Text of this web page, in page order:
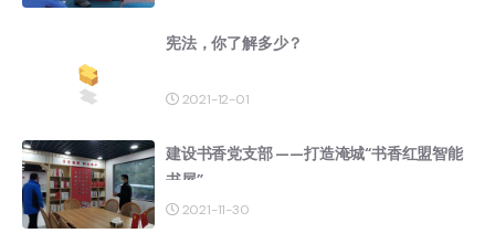
宪法，你了解多少？
2021-12-01
建设书香党支部 ——打造淹城“书香红盟智能
书屋”
2021-11-30